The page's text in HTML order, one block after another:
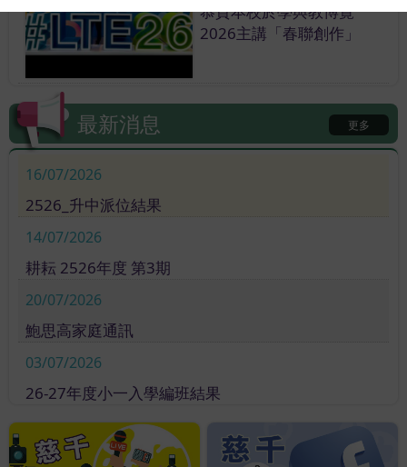
恭賀本校於學與教博覽
2026主講「春聯創作」
17/07/2026
恭喜慈千同學於教育局公益
兩大學界盛事．本校學生雙
更多
最新消息
16/07/2026
2526_升中派位結果
14/07/2026
耕耘 2526年度 第3期
20/07/2026
鮑思高家庭通訊
03/07/2026
26-27年度小一入學編班結果
02/07/2026
慈幼葉漢千禧小學2025-2026年度畢業班同學錄